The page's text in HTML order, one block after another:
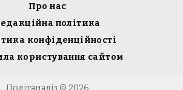
Про нас
політика
конфіденційності
користування сайтом